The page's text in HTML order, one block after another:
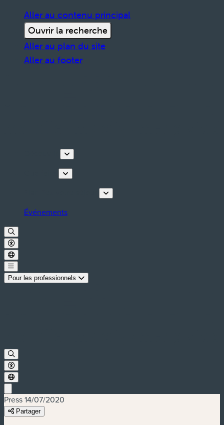
Aller au contenu principal
Ouvrir la recherche
Aller au plan du site
Aller au footer
Événements
Pour les professionnels
Press14/07/2020
Partager